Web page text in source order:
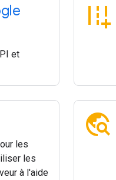
et
add_road
les
les
à l'aide
travel_explore